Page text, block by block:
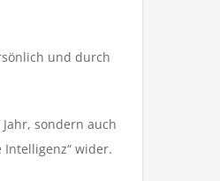
und durch
sondern auch
wider.